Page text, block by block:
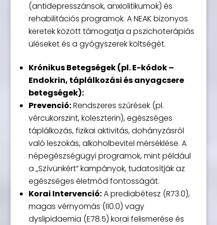
(antidepresszánsok, anxiolitikumok) és
rehabilitációs programok. A NEAK bizonyos
keretek között támogatja a pszichoterápiás
üléseket és a gyógyszerek költségét.
Krónikus Betegségek (pl. E-kódok –
Endokrin, táplálkozási és anyagcsere
betegségek):
Prevenció:Rendszeres szűrések (pl.
vércukorszint, koleszterin), egészséges
táplálkozás, fizikai aktivitás, dohányzásról
való leszokás, alkoholbevitel mérséklése. A
népegészségügyi programok, mint például
a „Szívünkért” kampányok, tudatosítják az
egészséges életmód fontosságát.
Korai Intervenció:A prediabétesz (R73.0),
magas vérnyomás (I10.0) vagy
dyslipidaemia (E78.5) korai felismerése és